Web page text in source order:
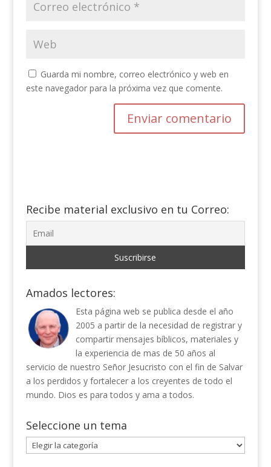
Guarda mi nombre, correo electrónico y web en
este navegador para la próxima vez que comente.
Recibe material exclusivo en tu Correo:
Amados lectores:
Esta página web se publica desde el año
2005 a partir de la necesidad de registrar y
compartir mensajes bíblicos, materiales y
la experiencia de mas de 50 años al
servicio de nuestro Señor Jesucristo con el fin de Salvar
a los perdidos y fortalecer a los creyentes de todo el
mundo. Dios es para todos y ama a todos.
Seleccione un tema
Seleccione
un